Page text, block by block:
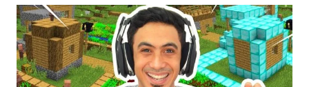
لقيت
كنز
تحت
البحر
!